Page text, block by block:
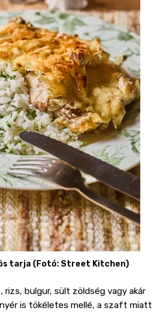
tarja (Fotó: Street Kitchen)
rizs, bulgur, sült zöldség vagy akár
is tökéletes mellé, a szaft miatt